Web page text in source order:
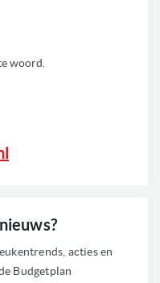
acties en
Budgetplan
woord.